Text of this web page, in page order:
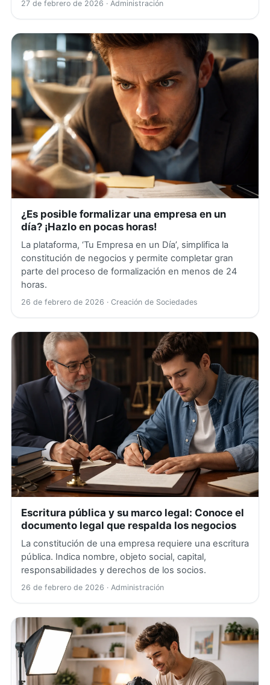
27 de febrero de 2026 · Administración
¿Es posible formalizar una empresa en un
día? ¡Hazlo en pocas horas!
La plataforma, ‘Tu Empresa en un Día’, simplifica la
constitución de negocios y permite completar gran
parte del proceso de formalización en menos de 24
horas.
26 de febrero de 2026 · Creación de Sociedades
Escritura pública y su marco legal: Conoce el
documento legal que respalda los negocios
La constitución de una empresa requiere una escritura
pública. Indica nombre, objeto social, capital,
responsabilidades y derechos de los socios.
26 de febrero de 2026 · Administración